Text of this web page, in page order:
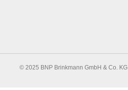
© 2025 BNP Brinkmann GmbH & Co. KG